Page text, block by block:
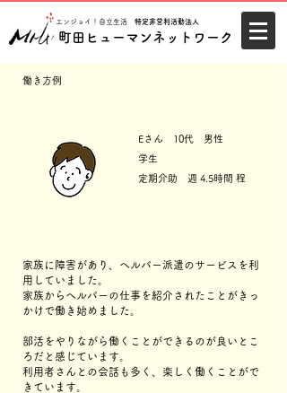
町田ヒューマンネットワーク
エンジョイ！自立生活 特定非営利活動法人
働き方例
Eさん 10代 男性
学生
定期介助 週 4.5時間 程
家族に障害があり、ヘルパー派遣のサービスを利
用していました。
家族からヘルパーの仕事を紹介されたことがきっ
かけで働き始めました。
部活をやりながら働くことができるのが良いとこ
ろだと感じています。
利用者さんとの会話も多く、楽しく働くことがで
きています。